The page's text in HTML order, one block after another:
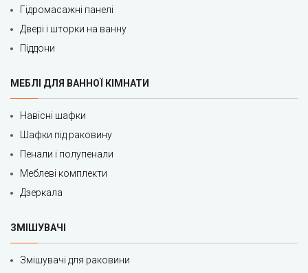
Гідромасажні панелі
Двері і шторки на ванну
Піддони
МЕБЛІ ДЛЯ ВАННОЇ КІМНАТИ
Навісні шафки
Шафки під раковину
Пенали і полупенали
Меблеві комплекти
Дзеркала
ЗМІШУВАЧІ
Змішувачі для раковини